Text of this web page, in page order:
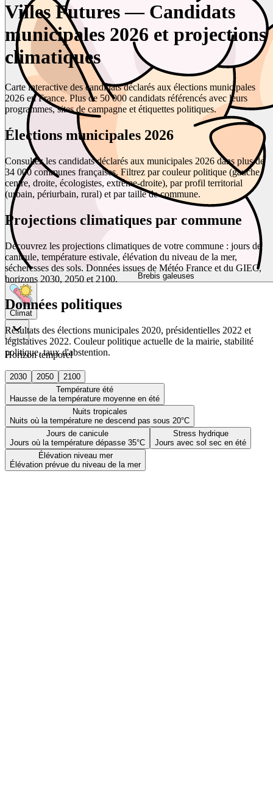
Brebis galeuses
Climat
Horizon temporel
2030 2050
2100
Température été
Hausse de la température moyenne en été
Nuits tropicales
Nuits où la température ne descend pas sous 20°C
Jours de canicule
Jours où la température dépasse 35°C
Stress hydrique
Jours avec sol sec en été
Élévation niveau mer
Élévation prévue du niveau de la mer
Villes Futures — Candidats
municipales 2026 et projections
climatiques
Carte interactive des candidats déclarés aux élections municipales
2026 en France. Plus de 50 000 candidats référencés avec leurs
programmes, sites de campagne et étiquettes politiques.
Élections municipales 2026
Consultez les candidats déclarés aux municipales 2026 dans plus de
34 000 communes françaises. Filtrez par couleur politique (gauche,
centre, droite, écologistes, extrême-droite), par profil territorial
(urbain, périurbain, rural) et par taille de commune.
Projections climatiques par commune
Découvrez les projections climatiques de votre commune : jours de
canicule, température estivale, élévation du niveau de la mer,
sécheresses des sols. Données issues de Météo France et du GIEC,
horizons 2030, 2050 et 2100.
Données politiques
Résultats des élections municipales 2020, présidentielles 2022 et
législatives 2022. Couleur politique actuelle de la mairie, stabilité
politique, taux d'abstention.